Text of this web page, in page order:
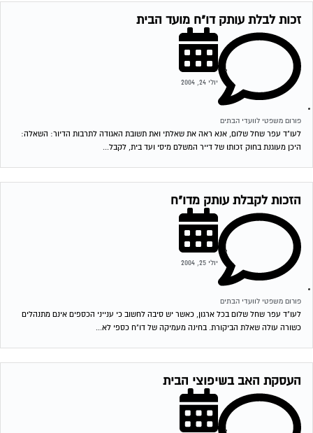
זכות לבלת עותק דו"ח מועד הבית
פורום משפטי לוועדי הבתים
יולי 24, 2004
לעו"ד עפר שחל שלום, אנא ראה את שאלתי ואת תשובת האגודה לתרבות הדיור: השאלה:
היכן מעוגנת בחוק זכותו של דייר המשלם מיסי ועד בית, לקבל...
הזכות לקבלת עותק מדו"ח
פורום משפטי לוועדי הבתים
יולי 25, 2004
לעו"ד עפר שחל שלום בכל ארגון, כאשר יש סיבה לחשוב כי ענייני הכספים אינם מתנהלים
כשורה עולה שאלת הביקורת. בחינה מעמיקה של דו"ח כספי לא...
העסקת האב בשיפוצי הבית